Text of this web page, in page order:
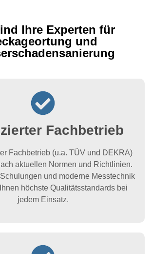
Ihre Experten für
und
Fachbetrieb
Fachbetrieb (u.a. TÜV und DEKRA)
aktuellen Normen und Richtlinien.
und moderne Messtechnik
höchste Qualitätsstandards bei
jedem Einsatz.